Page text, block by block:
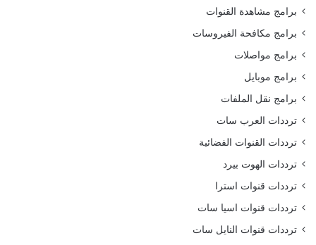
برامج مشاهدة القنوات
برامج مكافحة الفيروسات
برامج مواصلات
برامج موبايل
برامج نقل الملفات
ترددات العرب سات
ترددات القنوات الفضائية
ترددات الهوت بيرد
ترددات قنوات استرا
ترددات قنوات اسيا سات
ترددات قنوات النايل سات